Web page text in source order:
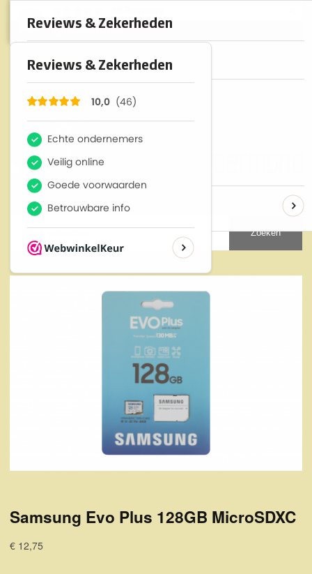
10
Zoeken
Samsung Evo Plus 128GB MicroSDXC
€ 12,75